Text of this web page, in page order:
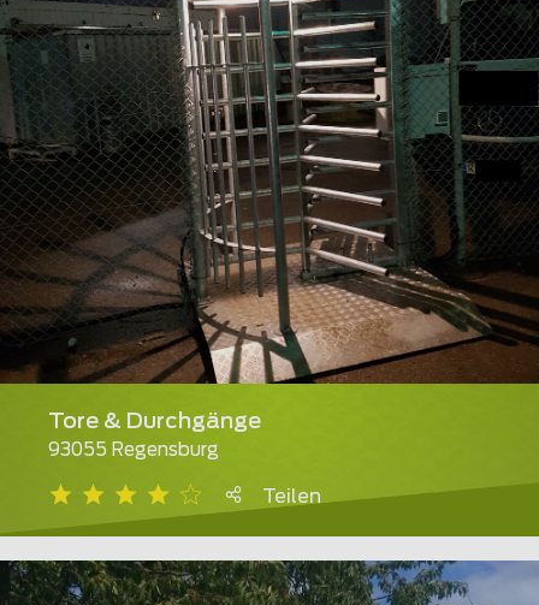
Tore & Durchgänge
93055 Regensburg
Teilen